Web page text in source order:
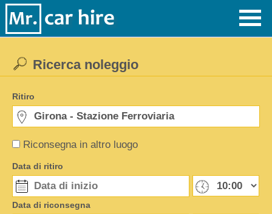
Riconsegna in altro luogo
Ricerca noleggio
Ritiro
Data di ritiro
Data di riconsegna